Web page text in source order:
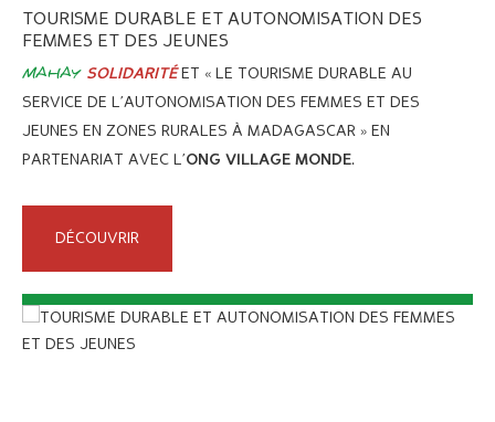
TOURISME DURABLE ET AUTONOMISATION DES
FEMMES ET DES JEUNES
MAHAY SOLIDARITÉET « LE TOURISME DURABLE AU
SERVICE DE L’AUTONOMISATION DES FEMMES ET DES
JEUNES EN ZONES RURALES À MADAGASCAR » EN
PARTENARIAT AVEC L’ONG VILLAGE MONDE.
DÉCOUVRIR